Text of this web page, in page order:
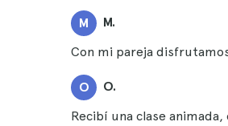
M M.
Con mi pareja
O O.
Recibí una clase